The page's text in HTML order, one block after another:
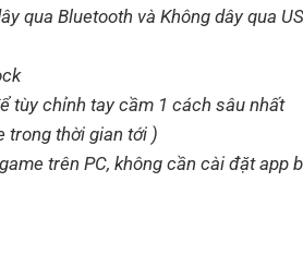
qua Bluetooth và Không dây qua
tùy chỉnh tay cầm 1 cách sâu nhất
trong thời gian tới )
trên PC, không cần cài đặt app